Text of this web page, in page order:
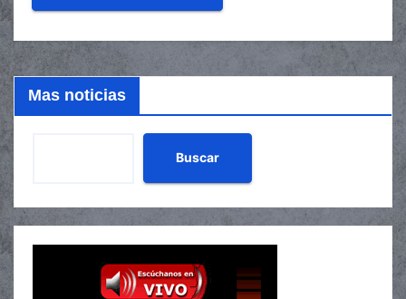
Mas noticias
Buscar